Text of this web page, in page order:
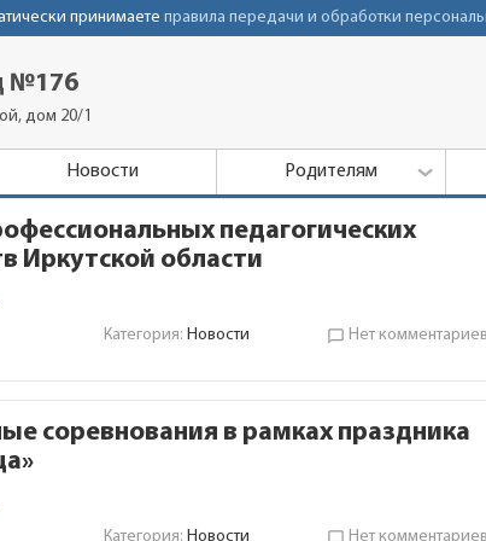
принимаете правила передачи и обработки
№176
дом 20/1
Новости Родителям
педагогических
Иркутской области
Категория:Новости chat_bubble_outline Нет комментариев
соревнования в рамках праздника
Категория:Новости Нет комментариев